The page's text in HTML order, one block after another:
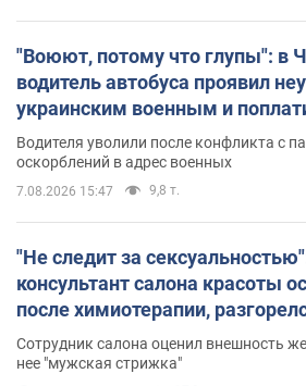
"Воюют, потому что глупы": в
водитель автобуса проявил
украинским военным и
Водителя уволили после конфликта с
оскорблений в адрес военных
7.08.2026 15:47 9,8 т.
"Не следит за
консультант салона красоты
после химиотерапии,
Сотрудник салона оценил внешность
нее "мужская стрижка"